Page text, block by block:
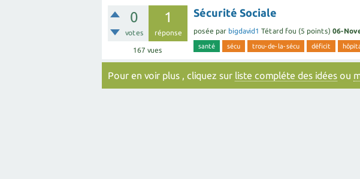
0
votes
1
réponse
167 vues
Sécurité Sociale
posée par bigdavid1 Tétard fou (5 points) 06-
santé sécu trou-de-la-sécu déficit
Pour en voir plus , cliquez sur liste compléte des idées ou